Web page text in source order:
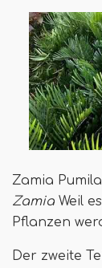
Zamia
Zamia Weil
Pflanzen
Der zweite